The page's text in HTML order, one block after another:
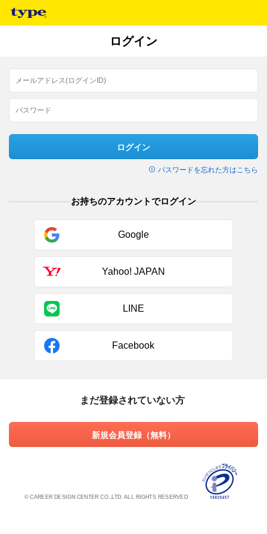
ログイン
ログイン
パスワードを忘れた方はこちら
お持ちのアカウントでログイン
Google
Yahoo! JAPAN
LINE
Facebook
まだ登録されていない方
新規会員登録（無料）
© CAREER DESIGN CENTER CO.,LTD. ALL RIGHTS RESERVED